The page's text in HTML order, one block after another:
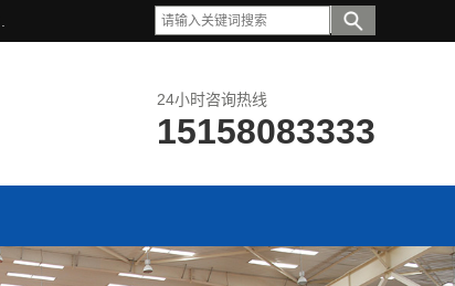
24小时咨询热线
15158083333